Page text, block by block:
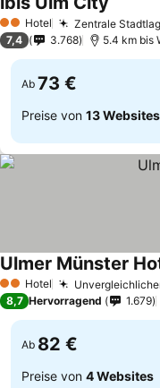
2 Sterne
Hotel Zentrale
7,4 3.768 5.4 km bis
Ab 73 €
Preise von 13 Websites
2 Sterne
Hotel
Ulmer Münster
8,7 Hervorragend 1.679
Ab 82 €
Preise von 4 Websites